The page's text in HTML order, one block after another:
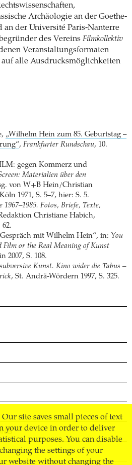
Our site saves small pieces of text
your device in order to deliver
purposes. You can disable
the settings of your
website without changing the
Archäologie an der Goethe-
der Université Paris-Nanterre
des Vereins Filmkollektiv
Veranstaltungsformaten
alle Ausdrucksmöglichkeiten
„Wilhelm Hein zum 85. Geburtstag –
, Frankfurter Rundschau, 10.
gegen Kommerz und
Materialien über den
von W+B Hein/Christian
1971, S. 5–7, hier: S. 5.
Fotos, Briefe, Texte,
Christiane Habich,
Gespräch mit Wilhelm Hein“, in: You
Film or the Real Meaning of Kunst
2007, S. 108.
Kunst. Kino wider die Tabus –
, St. Andrä-Wördern 1997, S. 325.